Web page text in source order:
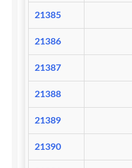
21385
21386
21387
21388
21389
21390